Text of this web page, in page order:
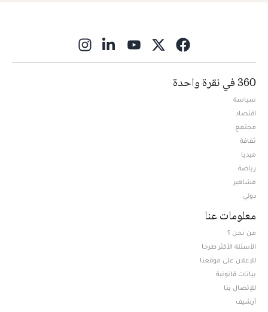
360 في نقرة واحدة
سياسة
اقتصاد
مجتمع
ثقافة
ميديا
رياضة
مشاهير
دولي
معلومات عنا
من نحن ؟
الأسئلة الأكثر طرحا
للإعلان على موقعنا
بيانات قانونية
للإتصال بنا
أرشيف